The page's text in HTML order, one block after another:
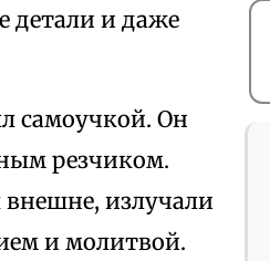
детали и даже
самоучкой. Он
резчиком.
излучали
и молитвой.